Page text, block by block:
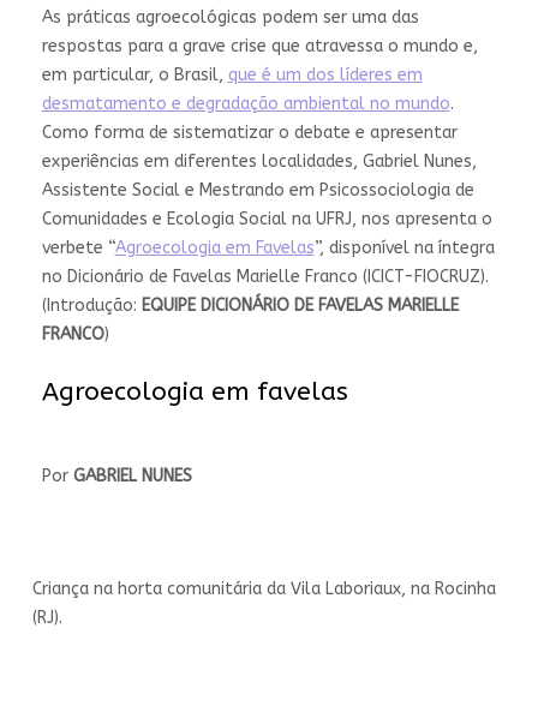
As práticas agroecológicas podem ser uma das
respostas para a grave crise que atravessa o mundo e,
em particular, o Brasil, que é um dos líderes em
desmatamento e degradação ambiental no mundo.
Como forma de sistematizar o debate e apresentar
experiências em diferentes localidades, Gabriel Nunes,
Assistente Social e Mestrando em Psicossociologia de
Comunidades e Ecologia Social na UFRJ, nos apresenta o
verbete “Agroecologia em Favelas”, disponível na íntegra
no Dicionário de Favelas Marielle Franco (ICICT-FIOCRUZ).
(Introdução: EQUIPE DICIONÁRIO DE FAVELAS MARIELLE
FRANCO)
Agroecologia em favelas
Por GABRIEL NUNES
Criança na horta comunitária da Vila Laboriaux, na Rocinha
(RJ).